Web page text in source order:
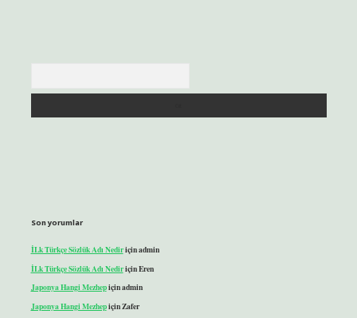
Son yorumlar
İLk Türkçe Sözlük Adı Nediriçinadmin
İLk Türkçe Sözlük Adı NediriçinEren
Japonya Hangi Mezhepiçinadmin
Japonya Hangi MezhepiçinZafer